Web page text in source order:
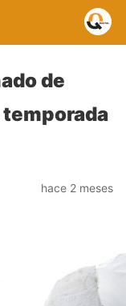
de
hace 2 meses